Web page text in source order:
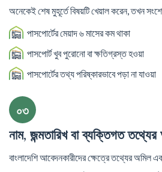
অনেকেই শেষ মুহূর্তে বিষয়টি খেয়াল করেন, তখন
পাসপোর্টের মেয়াদ ৬ মাসের কম থাকা
পাসপোর্ট খুব পুরোনো বা ক্ষতিগ্রস্ত হওয়া
পাসপোর্টের তথ্য পরিষ্কারভাবে পড়া না যাওয়া
০৩
নাম, জন্মতারিখ বা ব্যক্তিগত
বাংলাদেশি আবেদনকারীদের ক্ষেত্রে তথ্যের অমিল